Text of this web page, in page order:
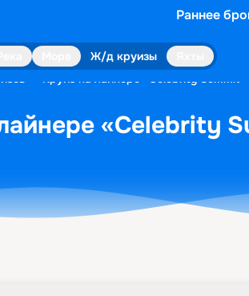
Раннее
Ж/д круизы
Круиз на лайнере «Celebrity
«Celebrity